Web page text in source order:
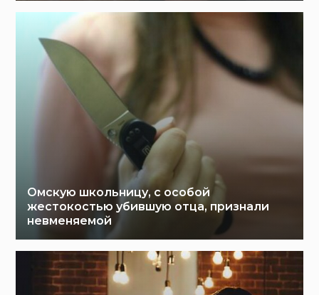
Омскую школьницу, с особой
жестокостью убившую отца, признали
невменяемой